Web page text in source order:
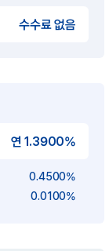
수수료 없음
연 1.3900%
0.4500%
0.0100%